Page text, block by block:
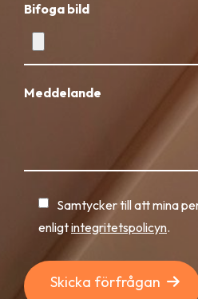
Bifoga bild
Meddelande
Samtycker till att mina
enligtintegritetspolicyn.
Skicka förfrågan